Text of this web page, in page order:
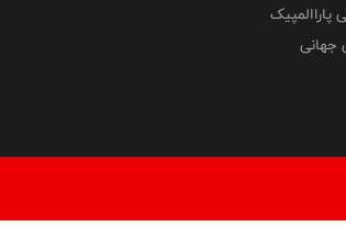
پاراالمپیک
جهانی